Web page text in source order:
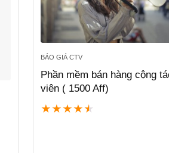
BÁO GIÁ CTV
Phần mềm bán hàng cộng
viên ( 1500 Aff)
★ ★ ★ ★ ★